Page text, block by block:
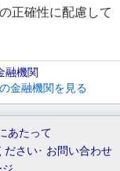
正確性に配慮して
融機関
金融機関を見る
あたって
ださい
お問い合わせ